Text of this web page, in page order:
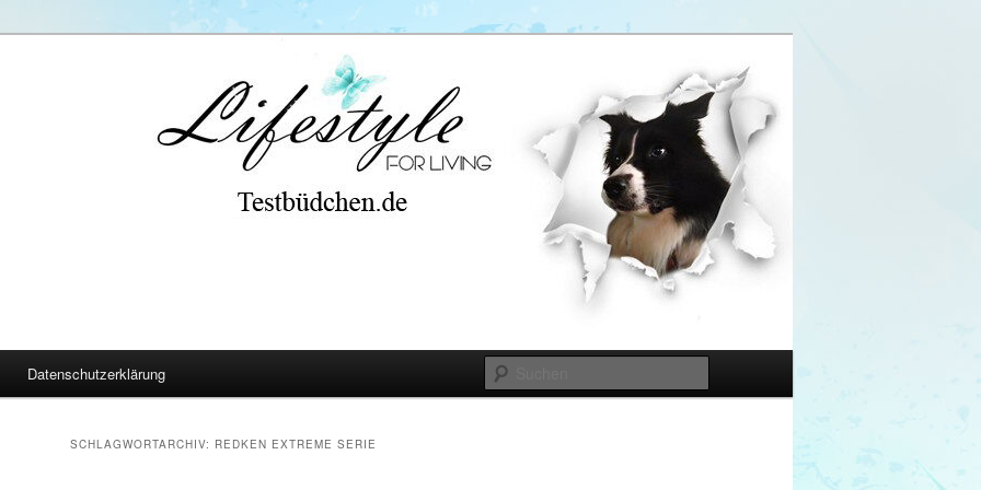
Datenschutzerklärung
SCHLAGWORTARCHIV: REDKEN EXTREME SERIE